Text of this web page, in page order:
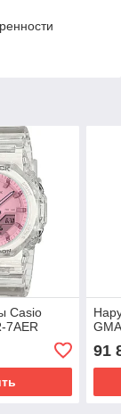
Casio
7AER
91